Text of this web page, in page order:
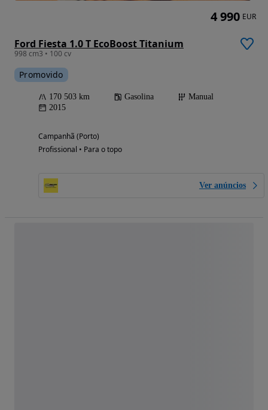
Ford Fiesta 1.0 T EcoBoost Titanium
998 cm3 • 100 cv
Promovido
170 503 km Gasolina
Manual
2015
Campanhã (Porto)
Profissional • Para o topo
Ver anúncios
4 990 EUR